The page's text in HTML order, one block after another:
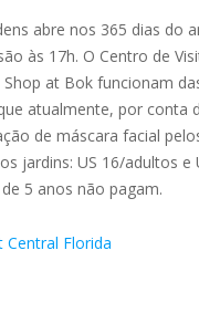
abre nos 365 dias do
às 17h. O Centro de
at Bok funcionam
atualmente, por conta
de máscara facial
jardins: US 16/adultos e
5 anos não pagam.
Central Florida